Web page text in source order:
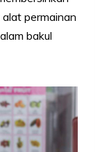
permainan
bakul